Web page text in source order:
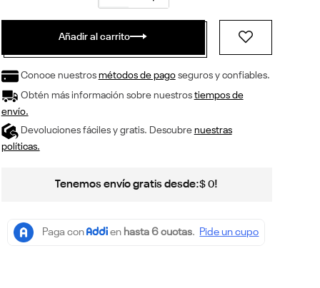
Añadir al carrito
Conoce nuestros métodos de pagoseguros y confiables.
Obtén más información sobre nuestros tiempos de
envío.
Devoluciones fáciles y gratis. Descubre nuestras
políticas.
Tenemos envío gratis desde:$ 0!